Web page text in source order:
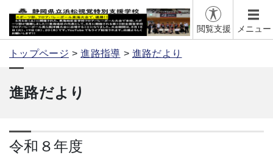
閲覧支援 メニュー
トップページ 進路指導 進路だより
進路だより
令和８年度